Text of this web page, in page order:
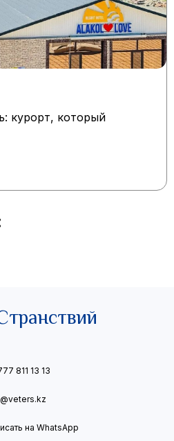
курорт, который
811 13 13
на WhatsApp